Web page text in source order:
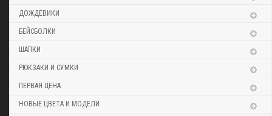
ДОЖДЕВИКИ
БЕЙСБОЛКИ
ШАПКИ
РЮКЗАКИ И СУМКИ
ПЕРВАЯ ЦЕНА
НОВЫЕ ЦВЕТА И МОДЕЛИ